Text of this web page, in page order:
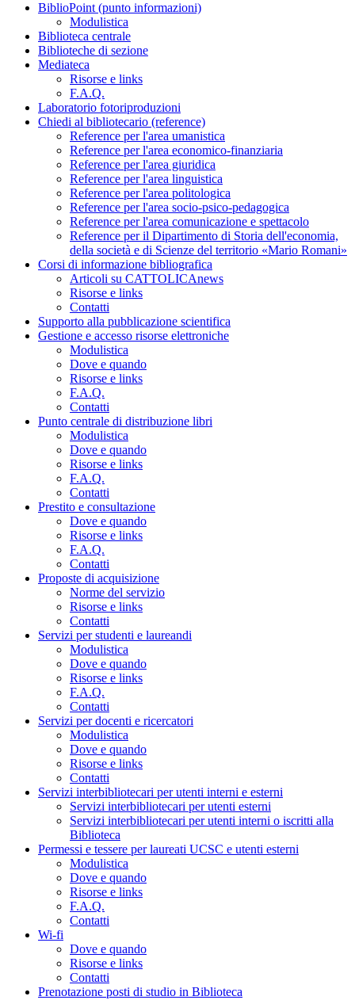
BiblioPoint (punto informazioni)
Modulistica
Biblioteca centrale
Biblioteche di sezione
Mediateca
Risorse e links
F.A.Q.
Laboratorio fotoriproduzioni
Chiedi al bibliotecario (reference)
Reference per l'area umanistica
Reference per l'area economico-finanziaria
Reference per l'area giuridica
Reference per l'area linguistica
Reference per l'area politologica
Reference per l'area socio-psico-pedagogica
Reference per l'area comunicazione e spettacolo
Reference per il Dipartimento di Storia dell'economia,
della società e di Scienze del territorio «Mario Romani»
Corsi di informazione bibliografica
Articoli su CATTOLICAnews
Risorse e links
Contatti
Supporto alla pubblicazione scientifica
Gestione e accesso risorse elettroniche
Modulistica
Dove e quando
Risorse e links
F.A.Q.
Contatti
Punto centrale di distribuzione libri
Modulistica
Dove e quando
Risorse e links
F.A.Q.
Contatti
Prestito e consultazione
Dove e quando
Risorse e links
F.A.Q.
Contatti
Proposte di acquisizione
Norme del servizio
Risorse e links
Contatti
Servizi per studenti e laureandi
Modulistica
Dove e quando
Risorse e links
F.A.Q.
Contatti
Servizi per docenti e ricercatori
Modulistica
Dove e quando
Risorse e links
Contatti
Servizi interbibliotecari per utenti interni e esterni
Servizi interbibliotecari per utenti esterni
Servizi interbibliotecari per utenti interni o iscritti alla
Biblioteca
Permessi e tessere per laureati UCSC e utenti esterni
Modulistica
Dove e quando
Risorse e links
F.A.Q.
Contatti
Wi-fi
Dove e quando
Risorse e links
Contatti
Prenotazione posti di studio in Biblioteca